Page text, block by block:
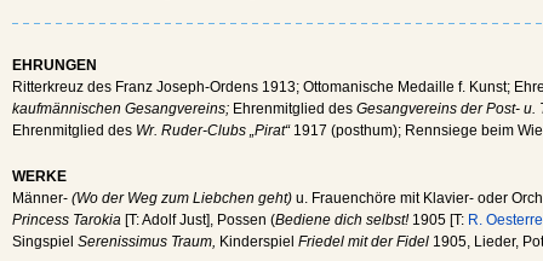
EHRUNGEN
Ritterkreuz des Franz Joseph-Ordens 1913; Ottomanische Medaille f. Kunst;
kaufmännischen Gesangvereins; Ehrenmitglied des Gesangvereins der Post-
Ehrenmitglied des Wr. Ruder-Clubs „Pirat“1917 (posthum); Rennsiege beim
WERKE
Männer- (Wo der Weg zum Liebchen geht) u. Frauenchöre mit Klavier- oder
Princess Tarokia [T: Adolf Just], Possen (Bediene dich selbst!1905 [T: R.
Singspiel Serenissimus Traum, Kinderspiel Friedel mit der Fidel 1905, Lieder,